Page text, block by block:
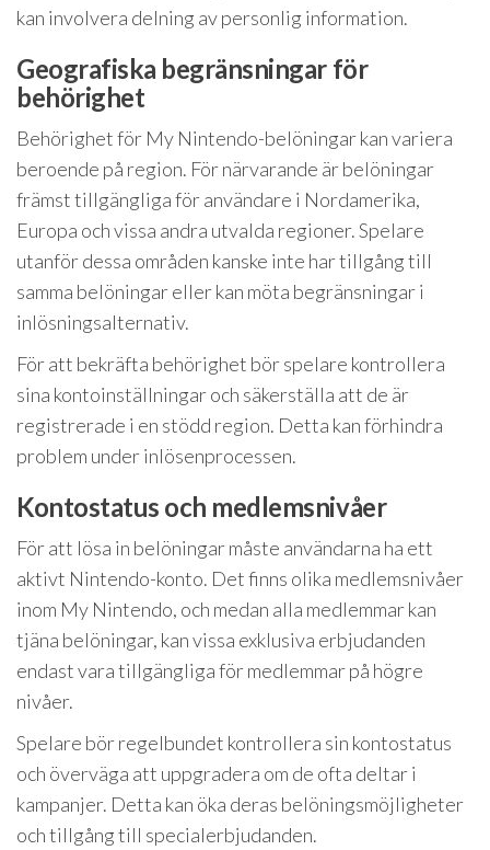
kan involvera delning av personlig information.
Geografiska begränsningar för
behörighet
Behörighet för My Nintendo-belöningar kan variera
beroende på region. För närvarande är belöningar
främst tillgängliga för användare i Nordamerika,
Europa och vissa andra utvalda regioner. Spelare
utanför dessa områden kanske inte har tillgång till
samma belöningar eller kan möta begränsningar i
inlösningsalternativ.
För att bekräfta behörighet bör spelare kontrollera
sina kontoinställningar och säkerställa att de är
registrerade i en stödd region. Detta kan förhindra
problem under inlösenprocessen.
Kontostatus och medlemsnivåer
För att lösa in belöningar måste användarna ha ett
aktivt Nintendo-konto. Det finns olika medlemsnivåer
inom My Nintendo, och medan alla medlemmar kan
tjäna belöningar, kan vissa exklusiva erbjudanden
endast vara tillgängliga för medlemmar på högre
nivåer.
Spelare bör regelbundet kontrollera sin kontostatus
och överväga att uppgradera om de ofta deltar i
kampanjer. Detta kan öka deras belöningsmöjligheter
och tillgång till specialerbjudanden.